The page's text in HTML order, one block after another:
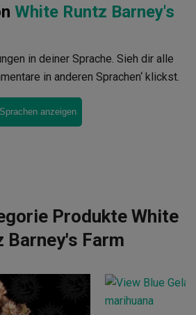
White Runtz Barney's
in deiner Sprache. Sieh dir alle
in anderen Sprachen‘ klickst.
anzeigen
Produkte White
Barney's Farm